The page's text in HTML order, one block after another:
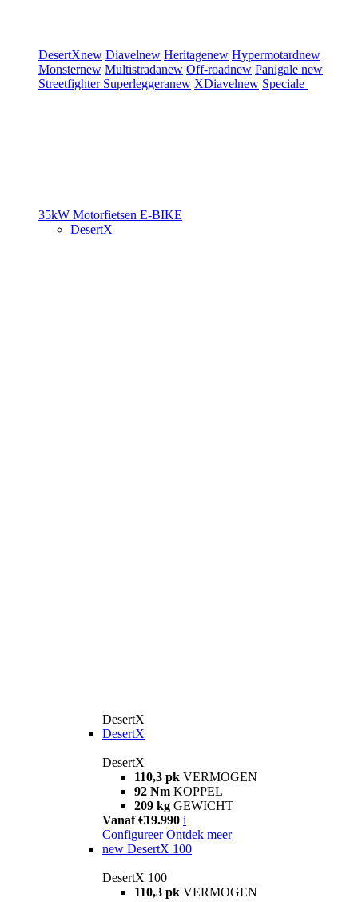
DesertXnew Diavelnew Heritagenew Hypermotardnew
Monsternew Multistradanew Off-roadnew Panigale new
Streetfighter Superleggeranew XDiavelnew Speciale
35kW Motorfietsen E-BIKE
DesertX
DesertX
DesertX
DesertX
110,3 pk VERMOGEN
92 Nm KOPPEL
209 kg GEWICHT
Vanaf €19.990 i
Configureer Ontdek meer
new DesertX 100
DesertX 100
110,3 pk VERMOGEN